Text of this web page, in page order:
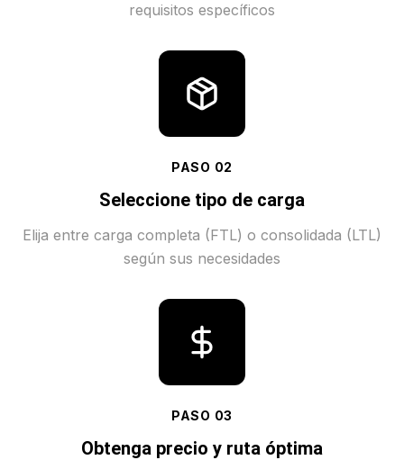
requisitos específicos
PASO 02
Seleccione tipo de carga
Elija entre carga completa (FTL) o consolidada (LTL)
según sus necesidades
PASO 03
Obtenga precio y ruta óptima